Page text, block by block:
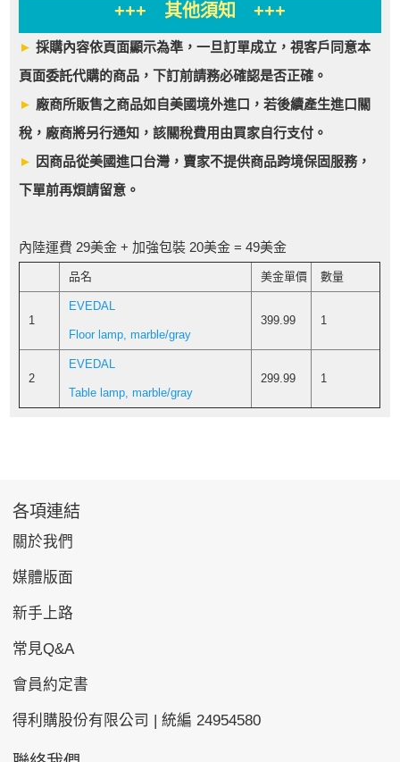
+++ 其他須知 +++
►採購內容依頁面顯示為準，一旦訂單成立，視客戶同意本
頁面委託代購的商品，下訂前請務必確認是否正確。
► 廠商所販售之商品如自美國境外進口，若後續產生進口關
稅，廠商將另行通知，該關稅費用由買家自行支付。
► 因商品從美國進口台灣，賣家不提供商品跨境保固服務，
下單前再煩請留意。
內陸運費 29美金 + 加強包裝 20美金 = 49美金
品名 美金單價 數量
1
EVEDAL
Floor lamp, marble/gray
399.99 1
2
EVEDAL
Table lamp, marble/gray
299.99 1
各項連結
關於我們
媒體版面
新手上路
常見Q&A
會員約定書
得利購股份有限公司 | 統編 24954580